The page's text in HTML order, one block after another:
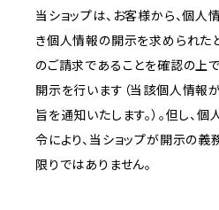
当ショップは、お客様から、個
き個人情報の開示を求められた
のご請求であることを確認の上で
開示を行います（当該個人情報
旨を通知いたします。）。但し、
令により、当ショップが開示の
限りではありません。